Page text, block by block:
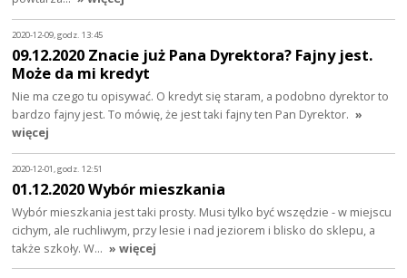
2020-12-09, godz. 13:45
09.12.2020 Znacie już Pana Dyrektora? Fajny jest.
Może da mi kredyt
Nie ma czego tu opisywać. O kredyt się staram, a podobno dyrektor to
bardzo fajny jest. To mówię, że jest taki fajny ten Pan Dyrektor. »
więcej
2020-12-01, godz. 12:51
01.12.2020 Wybór mieszkania
Wybór mieszkania jest taki prosty. Musi tylko być wszędzie - w miejscu
cichym, ale ruchliwym, przy lesie i nad jeziorem i blisko do sklepu, a
także szkoły. W… » więcej